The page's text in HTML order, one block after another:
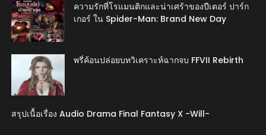
ความรักที่โรแมนติกและน่าเศร้าของปีเตอร์ ปาร์ก
เกอร์ ใน Spider-Man: Brand New Day
พรี่ค้อนปล่อยบทวิเคราะห์ฉากจบ FFVII Rebirth
สรุปเนื้อเรื่อง Audio Drama Final Fantasy X -Will-